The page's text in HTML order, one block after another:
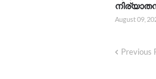
August 09,
Previous